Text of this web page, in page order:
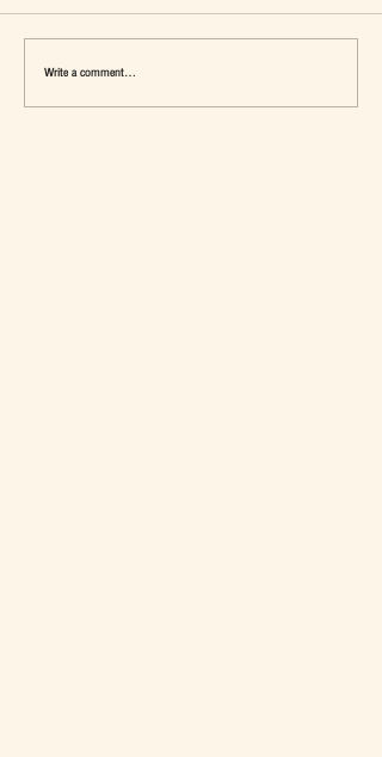
เมื่อ Self-concept ถูกเติมเต็ม Fashion อาจ
จะไม่ใช่คำตอบ
Write a comment...